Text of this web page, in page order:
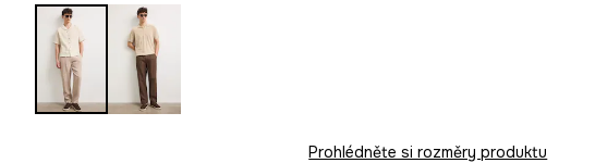
Prohlédněte si rozměry produktu